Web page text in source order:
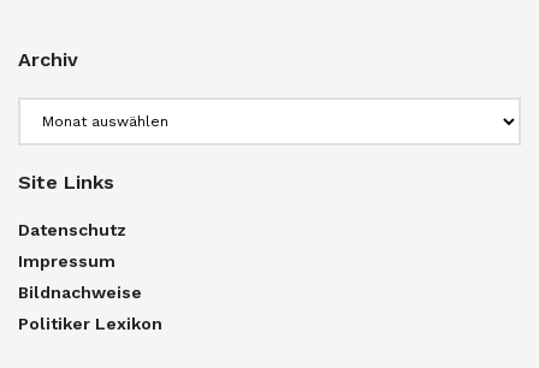
Archiv
Site Links
Datenschutz
Impressum
Bildnachweise
Politiker Lexikon